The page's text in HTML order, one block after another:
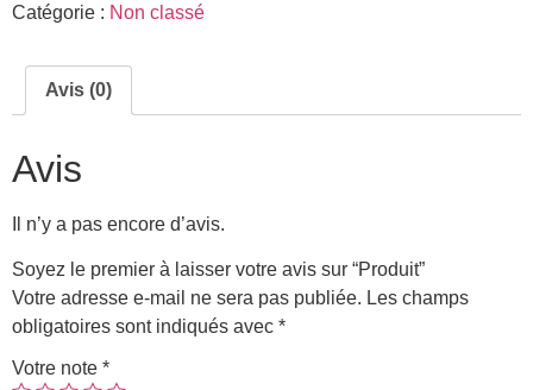
Catégorie : Non classé
Avis (0)
Avis
Il n’y a pas encore d’avis.
Soyez le premier à laisser votre avis sur “Produit”
Votre adresse e-mail ne sera pas publiée. Les champs
obligatoires sont indiqués avec *
Votre note *